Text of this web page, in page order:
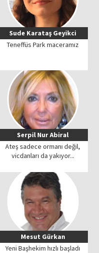
Sude Karataş Geyikci
Teneffüs Park maceramız
Serpil Nur Abiral
Ateş sadece ormanı değil,
vicdanları da yakıyor...
Mesut Gürkan
Yeni Başhekim hızlı başladı